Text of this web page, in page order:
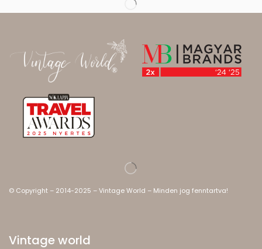
© Copyright – 2014-2025 – Vintage World – Minden jog fenntartva!
Vintage world